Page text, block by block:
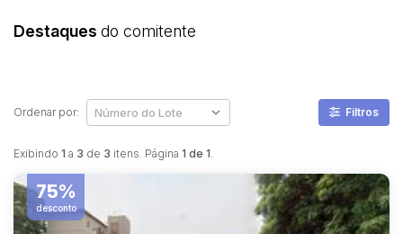
Destaques do comitente
Exibindo 1 a 3 de 3 itens. Página 1 de 1.
Ordenar por: Filtros
75%
desconto